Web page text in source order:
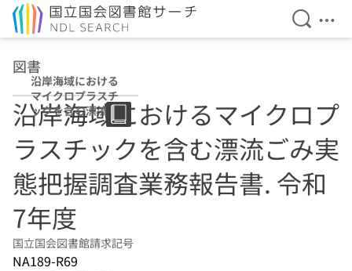
検索を
メ
図書
沿岸海域における
マイクロプラスチ
ックを含む漂流ご
み実態把握調査業
務報告書 令和7年
度
沿岸海域におけるマイクロプ
ラスチックを含む漂流ごみ実
態把握調査業務報告書. 令和
7年度
国立国会図書館請求記号
NA189-R69